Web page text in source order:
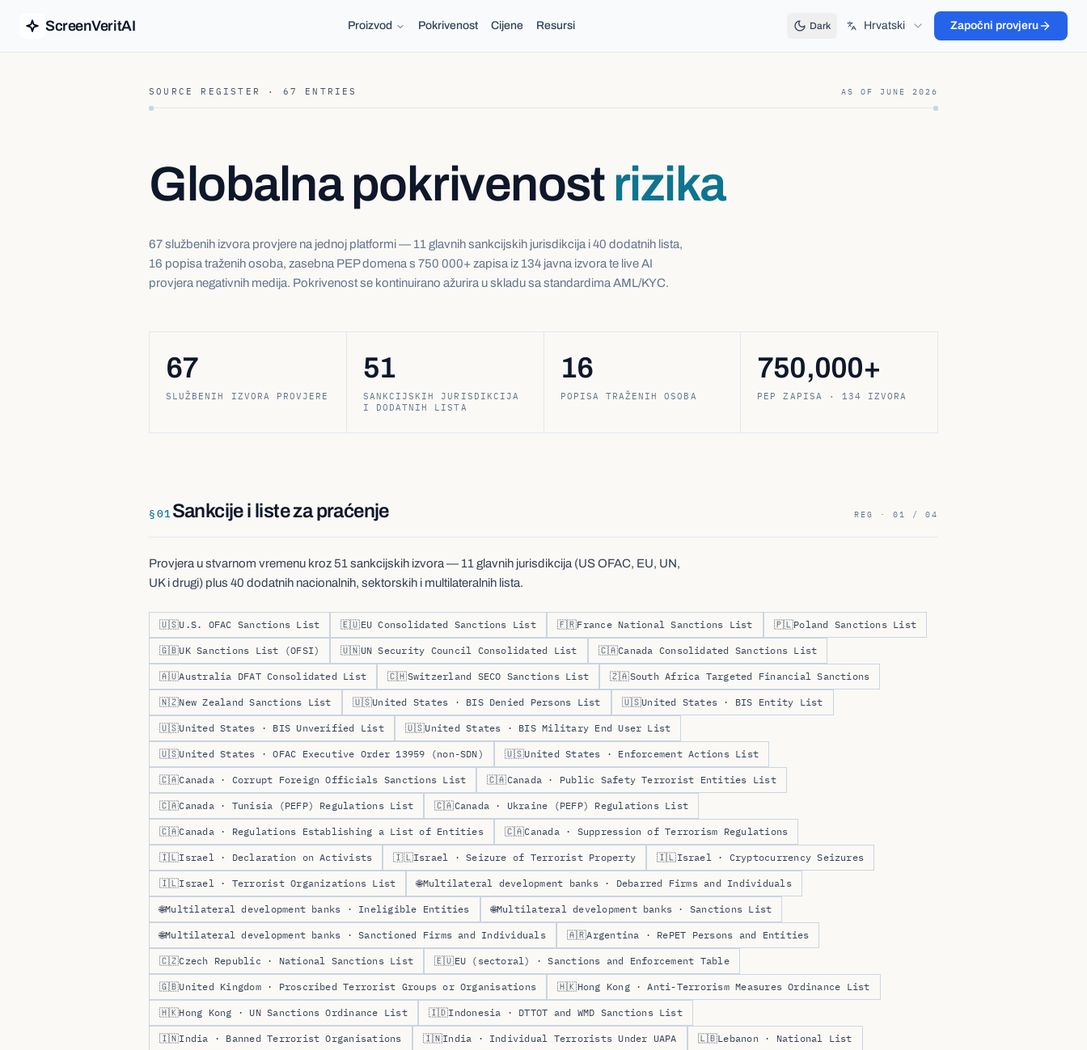
ScreenVeritAI Proizvod Pokrivenost Cijene Resursi Dark Hrvatski Započni provjeru
SOURCE REGISTER · 67 ENTRIES AS OF JUNE 2026
Globalna pokrivenost rizika
67 službenih izvora provjere na jednoj platformi — 11 glavnih sankcijskih jurisdikcija i 40 dodatnih lista,
16 popisa traženih osoba, zasebna PEP domena s 750 000+ zapisa iz 134 javna izvora te live AI
provjera negativnih medija. Pokrivenost se kontinuirano ažurira u skladu sa standardima AML/KYC.
67
SLUŽBENIH IZVORA PROVJERE
51
SANKCIJSKIH JURISDIKCIJA
I DODATNIH LISTA
16
POPISA TRAŽENIH OSOBA
750,000+
PEP ZAPISA · 134 IZVORA
§01Sankcije i liste za praćenje REG · 01 / 04
Provjera u stvarnom vremenu kroz 51 sankcijskih izvora — 11 glavnih jurisdikcija (US OFAC, EU, UN,
UK i drugi) plus 40 dodatnih nacionalnih, sektorskih i multilateralnih lista.
🇺🇸U.S. OFAC Sanctions List 🇪🇺EU Consolidated Sanctions List 🇫🇷France National Sanctions List 🇵🇱Poland Sanctions List
🇬🇧UK Sanctions List (OFSI) 🇺🇳UN Security Council Consolidated List 🇨🇦Canada Consolidated Sanctions List
🇦🇺Australia DFAT Consolidated List 🇨🇭Switzerland SECO Sanctions List 🇿🇦South Africa Targeted Financial Sanctions
🇳🇿New Zealand Sanctions List 🇺🇸United States · BIS Denied Persons List 🇺🇸United States · BIS Entity List
🇺🇸United States · BIS Unverified List 🇺🇸United States · BIS Military End User List
🇺🇸United States · OFAC Executive Order 13959 (non-SDN) 🇺🇸United States · Enforcement Actions List
🇨🇦Canada · Corrupt Foreign Officials Sanctions List 🇨🇦Canada · Public Safety Terrorist Entities List
🇨🇦Canada · Tunisia (PEFP) Regulations List 🇨🇦Canada · Ukraine (PEFP) Regulations List
🇨🇦Canada · Regulations Establishing a List of Entities 🇨🇦Canada · Suppression of Terrorism Regulations
🇮🇱Israel · Declaration on Activists 🇮🇱Israel · Seizure of Terrorist Property 🇮🇱Israel · Cryptocurrency Seizures
🇮🇱Israel · Terrorist Organizations List 🌐Multilateral development banks · Debarred Firms and Individuals
🌐Multilateral development banks · Ineligible Entities 🌐Multilateral development banks · Sanctions List
🌐Multilateral development banks · Sanctioned Firms and Individuals 🇦🇷Argentina · RePET Persons and Entities
🇨🇿Czech Republic · National Sanctions List 🇪🇺EU (sectoral) · Sanctions and Enforcement Table
🇬🇧United Kingdom · Proscribed Terrorist Groups or Organisations 🇭🇰Hong Kong · Anti-Terrorism Measures Ordinance List
🇭🇰Hong Kong · UN Sanctions Ordinance List 🇮🇩Indonesia · DTTOT and WMD Sanctions List
🇮🇳India · Banned Terrorist Organisations 🇮🇳India · Individual Terrorists Under UAPA 🇱🇧Lebanon · National List